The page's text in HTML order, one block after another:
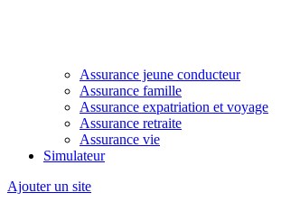
Assurance jeune conducteur
Assurance famille
Assurance expatriation et voyage
Assurance retraite
Assurance vie
Simulateur
Ajouter un site